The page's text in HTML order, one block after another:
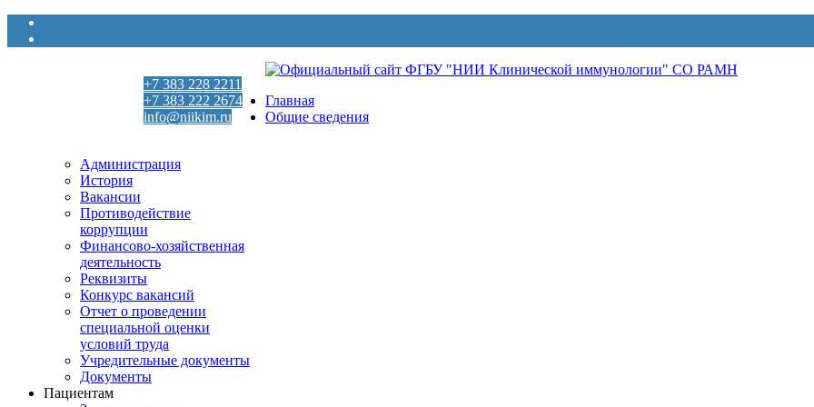
+7 383 228 2211
+7 383 222 2674
info@niikim.ru
Главная
Общие сведения
Администрация
История
Вакансии
Противодействие
коррупции
Финансово-хозяйственная
деятельность
Реквизиты
Конкурс вакансий
Отчет о проведении
специальной оценки
условий труда
Учредительные документы
Документы
Пациентам